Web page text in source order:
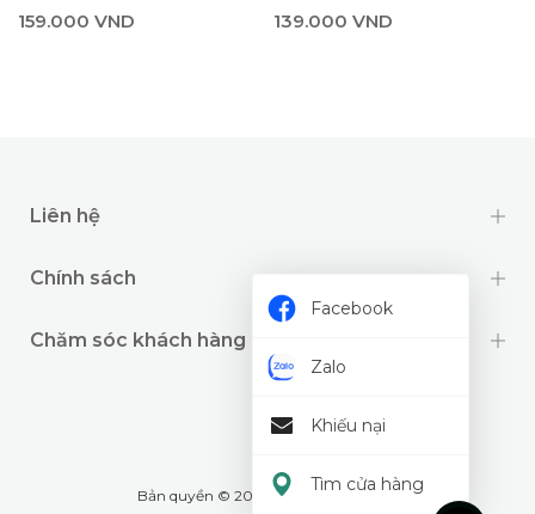
159.000 VND 139.000 VND
Liên hệ
Chính sách
Chăm sóc khách hàng
Bản quyền © 2024 thuộc về Wookids
Facebook
Zalo
Khiếu nại
Tìm cửa hàng